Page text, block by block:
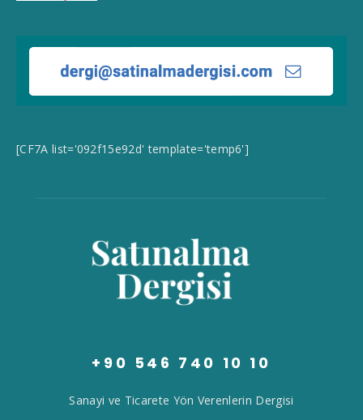
[CF7A list='092f15e92d' template='temp6']
+90 546 740 10 10
Sanayi ve Ticarete Yön Verenlerin Dergisi